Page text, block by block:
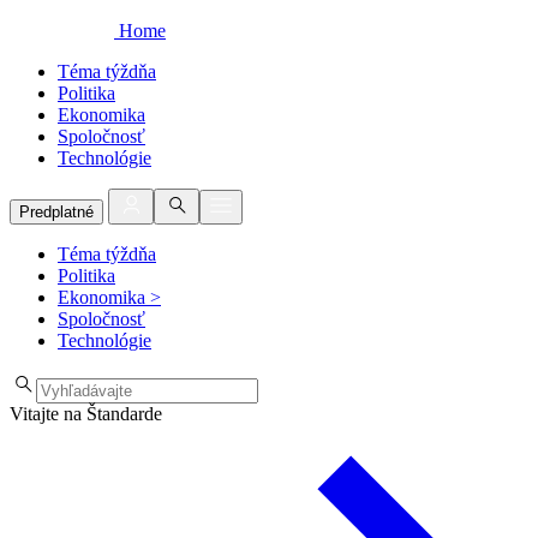
Home
Téma týždňa
Politika
Ekonomika
Spoločnosť
Technológie
Predplatné
Téma týždňa
Politika
Ekonomika >
Spoločnosť
Technológie
Vitajte na Štandarde